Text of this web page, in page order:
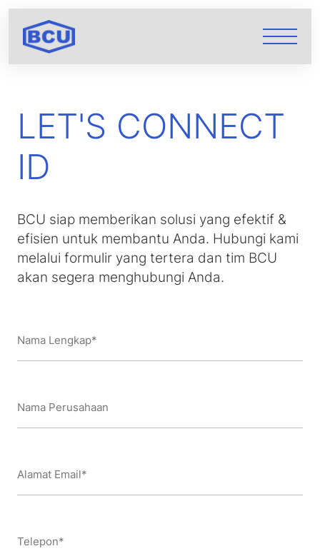
LET'S CONNECT
ID
BCU siap memberikan solusi yang efektif &
efisien untuk membantu Anda. Hubungi kami
melalui formulir yang tertera dan tim BCU
akan segera menghubungi Anda.